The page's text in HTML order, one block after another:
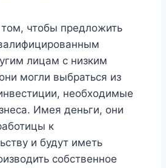
чтобы предложить
лицам с низким
могли выбраться из
необходимые
Имея деньги, они
к
и будут иметь
собственное